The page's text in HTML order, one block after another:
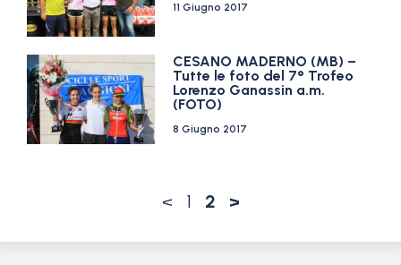
11 Giugno 2017
CESANO MADERNO (MB) –
Tutte le foto del 7° Trofeo
Lorenzo Ganassin a.m.
(FOTO)
8 Giugno 2017
< 1 2 >